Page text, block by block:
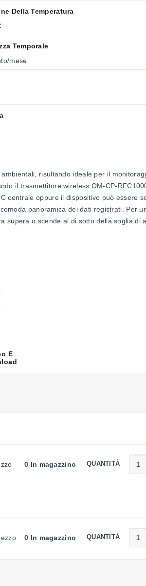
Della Temperatura
Temporale
mese
risultando ideale per il
il trasmettitore wireless OM-CP-
centrale oppure il dispositivo può essere
panoramica dei dati registrati. Per
o scende al di sotto della soglia di
può essere utilizzato come sistema di
E
0 In magazzino QUANTITÀ
0 In magazzino QUANTITÀ